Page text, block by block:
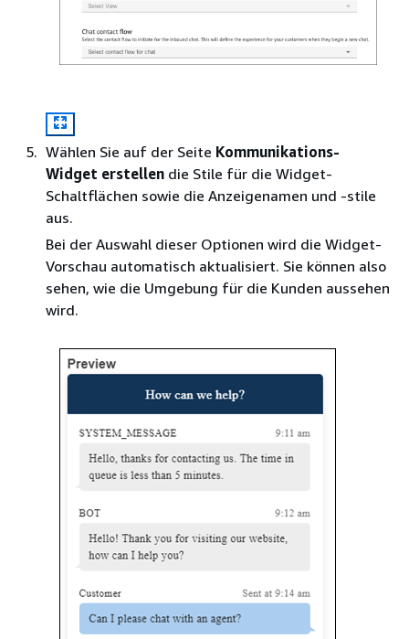
Wählen Sie auf der Seite Kommunikations-
Widget erstellen die Stile für die Widget-
Schaltflächen sowie die Anzeigenamen und -stile
aus.
Bei der Auswahl dieser Optionen wird die Widget-
Vorschau automatisch aktualisiert. Sie können also
sehen, wie die Umgebung für die Kunden aussehen
wird.